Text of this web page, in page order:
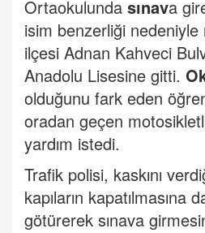
Ortaokulunda sınava
isim benzerliği
ilçesi Adnan Kahveci
Anadolu Lisesine gitti.
olduğunu fark eden
oradan geçen
yardım istedi.
Trafik polisi, kaskını
kapıların kapatılmasına
götürerek sınava